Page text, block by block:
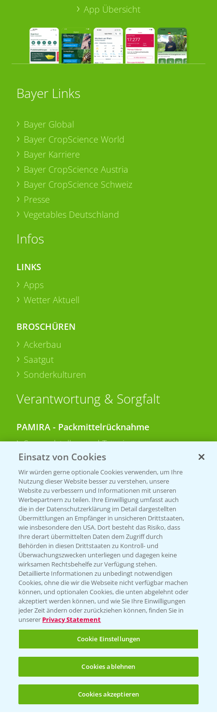
(noch 4)
App Übersicht
Bayer Links
Bayer Global
Bayer CropScience World
Bayer Karriere
Bayer CropScience Austria
Bayer CropScience Schweiz
Presse
Vegetables Deutschland
Infos
LINKS
Apps
Wetter Aktuell
BROSCHÜREN
Ackerbau
Saatgut
Sonderkulturen
Verantwortung & Sorgfalt
PAMIRA - Packmittelrücknahme
Sammelstellen und Termine
PRE - Chemikalien sicher entsorgen
Sammelstellen und Termine
Kontakt & Notfall
Beratung auf WhatsApp
T.+49 (0)174 346 564 1
KONTAKT
Hilfe in Notfällen
T.+49 (0)214/30-20220
Folgen Sie uns
Einsatz von Cookies
Wir würden gerne optionale Cookies verwenden, um Ihre
Nutzung dieser Website besser zu verstehen, unsere
Website zu verbessern und Informationen mit unseren
Werbepartnern zu teilen. Ihre Einwilligung umfasst auch
die in der Datenschutzerklärung im Detail dargestellten
Übermittlungen an Empfänger in unsicheren Drittstaaten,
wie insbesondere den USA. Dort besteht das Risiko, dass
Ihre derart übermittelten Daten dem Zugriff durch
Behörden in diesen Drittstaaten zu Kontroll- und
Überwachungszwecken unterliegen und dagegen keine
wirksamen Rechtsbehelfe zur Verfügung stehen.
Detaillierte Informationen zu unbedingt notwendigen
Cookies, ohne die wir die Webseite nicht verfügbar machen
können, und optionalen Cookies, die unten abgelehnt oder
akzeptiert werden können, und wie Sie Ihre Einwilligungen
jeder Zeit ändern oder zurückziehen können, finden Sie in
unserer Privacy Statement
Cookie Einstellungen
Cookies ablehnen
Cookies akzeptieren